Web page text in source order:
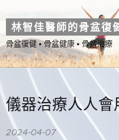
林智佳醫師的骨盆復
骨盆復健 • 骨盆健康 • 骨盆治療
儀器治療人人會
2024-04-07